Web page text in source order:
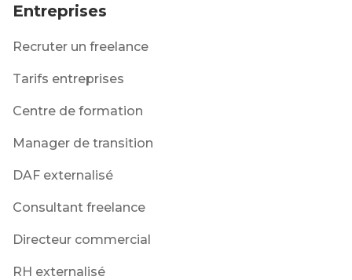
Entreprises
Recruter un freelance
Tarifs entreprises
Centre de formation
Manager de transition
DAF externalisé
Consultant freelance
Directeur commercial
RH externalisé